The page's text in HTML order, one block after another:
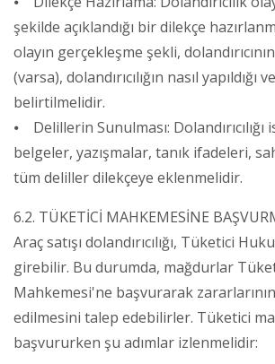
şekilde açıklandığı bir dilekçe
olayın gerçekleşme şekli,
(varsa), dolandırıcılığın nasıl yapıldığı
belirtilmelidir.
⦁ Delillerin Sunulması: Dolandırıcılığı
belgeler, yazışmalar, tanık ifadeleri,
tüm deliller dilekçeye eklenmelidir.
6.2. TÜKETİCİ MAHKEMESİNE
Araç satışı dolandırıcılığı, Tüketici
girebilir. Bu durumda, mağdurlar
Mahkemesi'ne başvurarak
edilmesini talep edebilirler. Tüketici
başvururken şu adımlar izlenmelidir: